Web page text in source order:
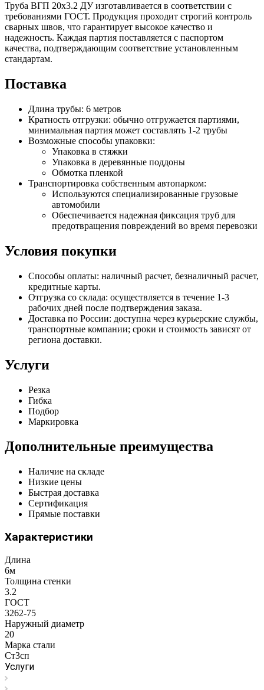
Труба ВГП 20х3.2 ДУ изготавливается в соответствии с
требованиями ГОСТ. Продукция проходит строгий контроль
сварных швов, что гарантирует высокое качество и
надежность. Каждая партия поставляется с паспортом
качества, подтверждающим соответствие установленным
стандартам.
Поставка
Длина трубы: 6 метров
Кратность отгрузки: обычно отгружается партиями,
минимальная партия может составлять 1-2 трубы
Возможные способы упаковки:
Упаковка в стяжки
Упаковка в деревянные поддоны
Обмотка пленкой
Транспортировка собственным автопарком:
Используются специализированные грузовые
автомобили
Обеспечивается надежная фиксация труб для
предотвращения повреждений во время перевозки
Условия покупки
Способы оплаты: наличный расчет, безналичный расчет,
кредитные карты.
Отгрузка со склада: осуществляется в течение 1-3
рабочих дней после подтверждения заказа.
Доставка по России: доступна через курьерские службы,
транспортные компании; сроки и стоимость зависят от
региона доставки.
Услуги
Резка
Гибка
Подбор
Маркировка
Дополнительные преимущества
Наличие на складе
Низкие цены
Быстрая доставка
Сертификация
Прямые поставки
Характеристики
Длина
6м
Толщина стенки
3.2
ГОСТ
3262-75
Наружный диаметр
20
Марка стали
Ст3сп
Услуги